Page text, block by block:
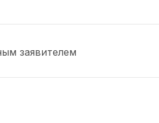
заявителем